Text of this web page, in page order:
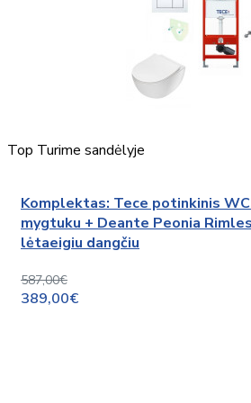
Top Turime sandėlyje
Komplektas: Tece potinkinis
mygtuku + Deante Peonia
lėtaeigiu dangčiu
587,00€
389,00€